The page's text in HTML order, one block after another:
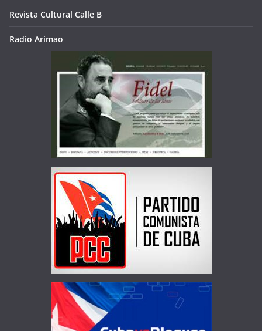
Revista Cultural Calle B
Radio Arimao